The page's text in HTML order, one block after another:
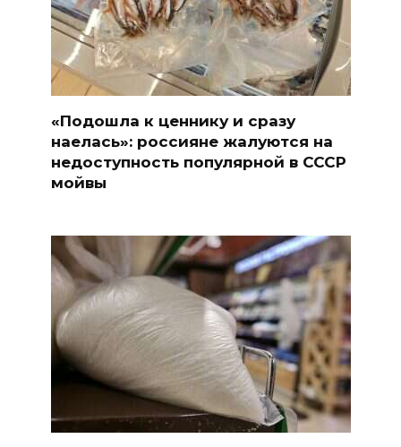
«Подошла к ценнику и сразу
наелась»: россияне жалуются на
недоступность популярной в СССР
мойвы